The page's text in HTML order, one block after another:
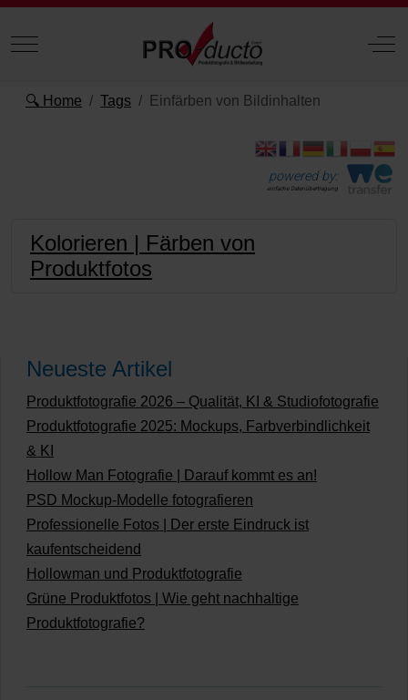
Mobile Menu Toggle Off-
🔍 Home Tags Einfärben von Bildinhalten
powered by:
einfache Datenübertragung
Kolorieren | Färben von
Produktfotos
Neueste Artikel
Produktfotografie 2026 – Qualität, KI & Studiofotografie
Produktfotografie 2025: Mockups, Farbverbindlichkeit
& KI
Hollow Man Fotografie | Darauf kommt es an!
PSD Mockup-Modelle fotografieren
Professionelle Fotos | Der erste Eindruck ist
kaufentscheidend
Hollowman und Produktfotografie
Grüne Produktfotos | Wie geht nachhaltige
Produktfotografie?